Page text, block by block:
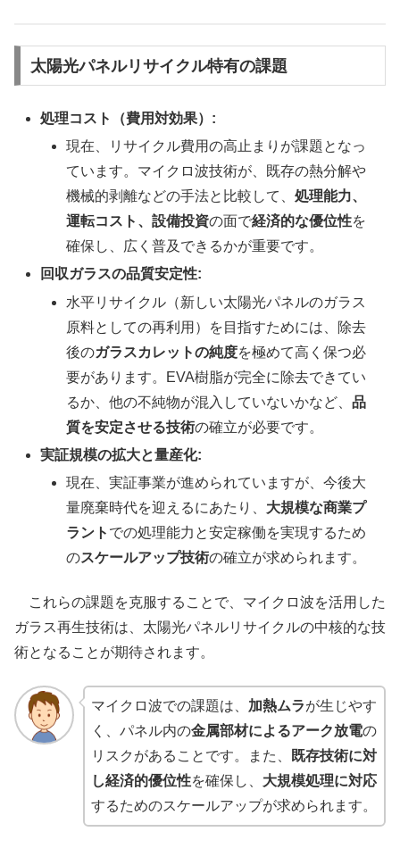
太陽光パネルリサイクル特有の課題
処理コスト（費用対効果）:
現在、リサイクル費用の高止まりが課題となっ
ています。マイクロ波技術が、既存の熱分解や
機械的剥離などの手法と比較して、処理能力、
運転コスト、設備投資の面で経済的な優位性を
確保し、広く普及できるかが重要です。
回収ガラスの品質安定性:
水平リサイクル（新しい太陽光パネルのガラス
原料としての再利用）を目指すためには、除去
後のガラスカレットの純度を極めて高く保つ必
要があります。EVA樹脂が完全に除去できてい
るか、他の不純物が混入していないかなど、品
質を安定させる技術の確立が必要です。
実証規模の拡大と量産化:
現在、実証事業が進められていますが、今後大
量廃棄時代を迎えるにあたり、 大規模な商業プ
ラント での処理能力と安定稼働を実現するため
のスケールアップ技術の確立が求められます。
これらの課題を克服することで、マイクロ波を活用した
ガラス再生技術は、太陽光パネルリサイクルの中核的な技
術となることが期待されます。
マイクロ波での課題は、 加熱ムラが生じやす
く、パネル内の金属部材によるアーク放電の
リスクがあることです。また、
既存技術に対
し経済的優位性を確保し、 大規模処理に対応
するためのスケールアップが求められます。